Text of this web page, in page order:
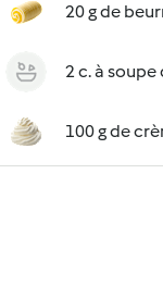
20 g de
2 c. à
100 g de